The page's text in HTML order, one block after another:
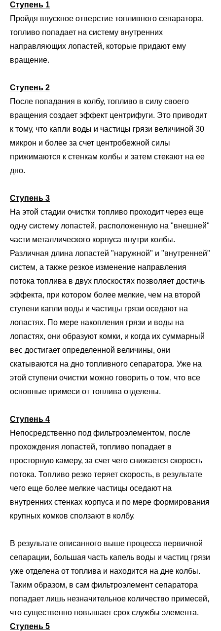
Ступень 1
Пройдя впускное отверстие топливного сепаратора,
топливо попадает на систему внутренних
направляющих лопастей, которые придают ему
вращение.
Ступень 2
После попадания в колбу, топливо в силу своего
вращения создает эффект центрифуги. Это приводит
к тому, что капли воды и частицы грязи величиной 30
микрон и более за счет центробежной силы
прижимаются к стенкам колбы и затем стекают на ее
дно.
Ступень 3
На этой стадии очистки топливо проходит через еще
одну систему лопастей, расположенную на "внешней"
части металлического корпуса внутри колбы.
Различная длина лопастей "наружной" и "внутренней"
систем, а также резкое изменение направления
потока топлива в двух плоскостях позволяет достичь
эффекта, при котором более мелкие, чем на второй
ступени капли воды и частицы грязи оседают на
лопастях. По мере накопления грязи и воды на
лопастях, они образуют комки, и когда их суммарный
вес достигает определенной величины, они
скатываются на дно топливного сепаратора. Уже на
этой ступени очистки можно говорить о том, что все
основные примеси от топлива отделены.
Ступень 4
Непосредственно под фильтроэлементом, после
прохождения лопастей, топливо попадает в
просторную камеру, за счет чего снижается скорость
потока. Топливо резко теряет скорость, в результате
чего еще более мелкие частицы оседают на
внутренних стенках корпуса и по мере формирования
крупных комков сползают в колбу.
В результате описанного выше процесса первичной
сепарации, большая часть капель воды и частиц грязи
уже отделена от топлива и находится на дне колбы.
Таким образом, в сам фильтроэлемент сепаратора
попадает лишь незначительное количество примесей,
что существенно повышает срок службы элемента.
Ступень 5